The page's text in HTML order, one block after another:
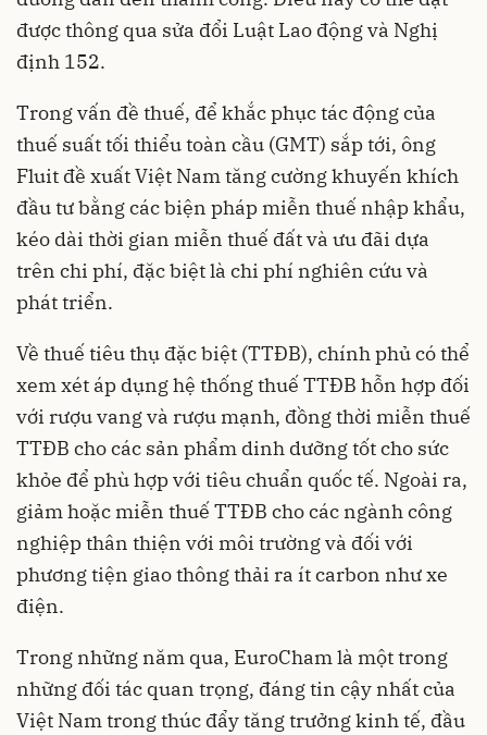
được thông qua sửa đổi Luật Lao động và Nghị
định 152.
Trong vấn đề thuế, để khắc phục tác động của
thuế suất tối thiểu toàn cầu (GMT) sắp tới, ông
Fluit đề xuất Việt Nam tăng cường khuyến khích
đầu tư bằng các biện pháp miễn thuế nhập khẩu,
kéo dài thời gian miễn thuế đất và ưu đãi dựa
trên chi phí, đặc biệt là chi phí nghiên cứu và
phát triển.
Về thuế tiêu thụ đặc biệt (TTĐB), chính phủ có thể
xem xét áp dụng hệ thống thuế TTĐB hỗn hợp đối
với rượu vang và rượu mạnh, đồng thời miễn thuế
TTĐB cho các sản phẩm dinh dưỡng tốt cho sức
khỏe để phù hợp với tiêu chuẩn quốc tế. Ngoài ra,
giảm hoặc miễn thuế TTĐB cho các ngành công
nghiệp thân thiện với môi trường và đối với
phương tiện giao thông thải ra ít carbon như xe
điện.
Trong những năm qua, EuroCham là một trong
những đối tác quan trọng, đáng tin cậy nhất của
Việt Nam trong thúc đẩy tăng trưởng kinh tế, đầu